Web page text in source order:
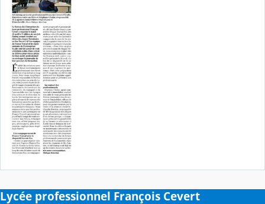
Lycée professionnel François Cevert